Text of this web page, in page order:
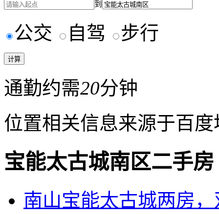
到
公交 自驾 步行
通勤约需20分钟
位置相关信息来源于百
宝能太古城南区二手房
南山宝能太古城两房